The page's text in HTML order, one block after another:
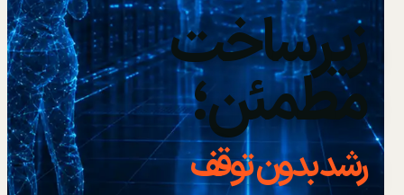
زیرساخت
مطمئن؛
رشد بدون توقف